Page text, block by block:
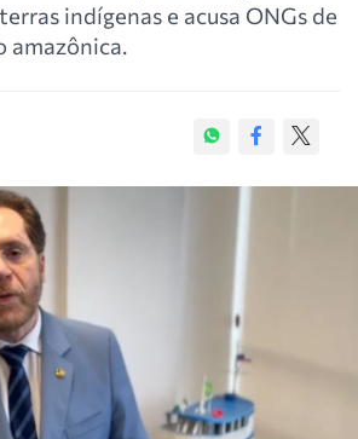
indígenas e acusa ONGs de
amazônica.